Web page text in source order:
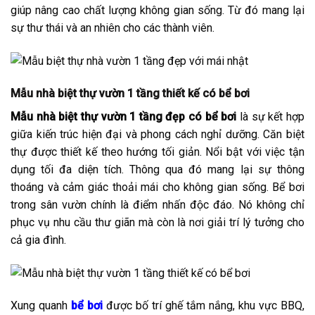
giúp nâng cao chất lượng không gian sống. Từ đó mang lại
sự thư thái và an nhiên cho các thành viên.
Mẫu nhà biệt thự vườn 1 tầng thiết kế có bể bơi
Mẫu nhà biệt thự vườn 1 tầng đẹp có bể bơi là sự kết hợp
giữa kiến trúc hiện đại và phong cách nghỉ dưỡng. Căn biệt
thự được thiết kế theo hướng tối giản. Nổi bật với việc tận
dụng tối đa diện tích. Thông qua đó mang lại sự thông
thoáng và cảm giác thoải mái cho không gian sống. Bể bơi
trong sân vườn chính là điểm nhấn độc đáo. Nó không chỉ
phục vụ nhu cầu thư giãn mà còn là nơi giải trí lý tưởng cho
cả gia đình.
Xung quanh bể bơi được bố trí ghế tắm nắng, khu vực BBQ,